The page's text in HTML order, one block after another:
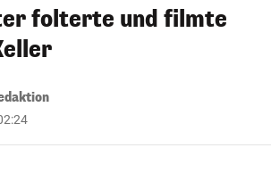
folterte und filmte